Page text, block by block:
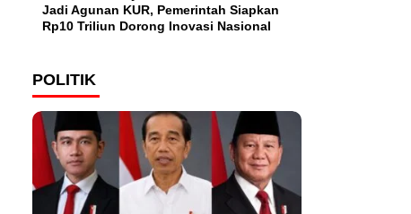
Jadi Agunan KUR, Pemerintah Siapkan
Rp10 Triliun Dorong Inovasi Nasional
POLITIK